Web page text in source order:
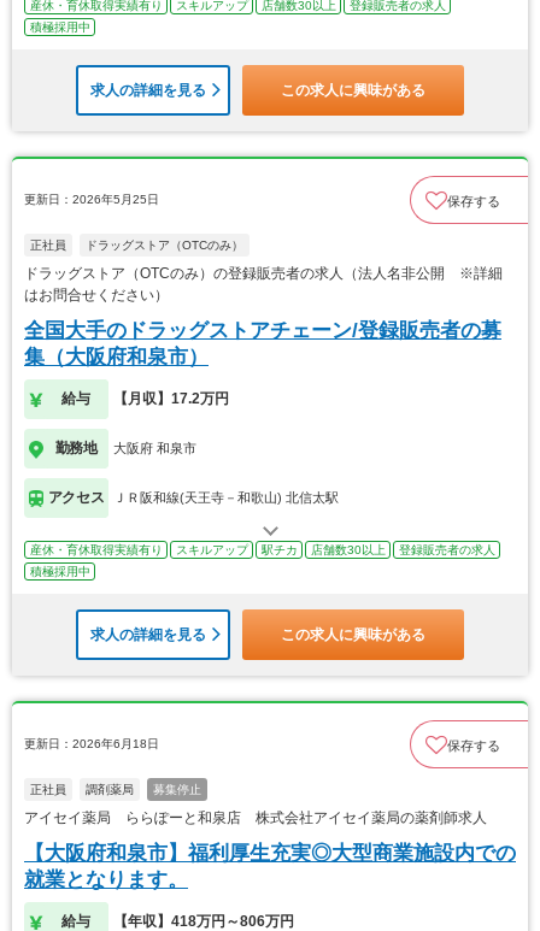
産休・育休取得実績有り スキルアップ 店舗数30以上
登録販売者の求人
積極採用中
求人の詳細を見る この求人に興味がある
更新日：2026年5月25日 保存する
正社員 ドラッグストア（OTCのみ）
ドラッグストア（OTCのみ）の登録販売者の求人（法人名非公開 ※詳細
はお問合せください）
全国大手のドラッグストアチェーン/登録販売者の募
集（大阪府和泉市）
給与 【月収】17.2万円
勤務地 大阪府 和泉市
アクセス ＪＲ阪和線(天王寺－和歌山) 北信太駅
産休・育休取得実績有り スキルアップ 駅チカ 店舗数30以上
登録販売者の求人
積極採用中
求人の詳細を見る この求人に興味がある
更新日：2026年6月18日 保存する
正社員 調剤薬局 募集停止
アイセイ薬局 ららぽーと和泉店 株式会社アイセイ薬局の薬剤師求人
【大阪府和泉市】福利厚生充実◎大型商業施設内での
就業となります。
給与 【年収】418万円～806万円